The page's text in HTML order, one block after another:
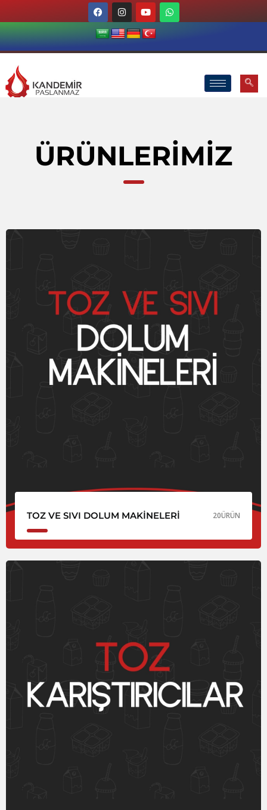
ÜRÜNLERIMIZ
TOZ VE SIVI DOLUM MAKINELERI 20ÜRÜN